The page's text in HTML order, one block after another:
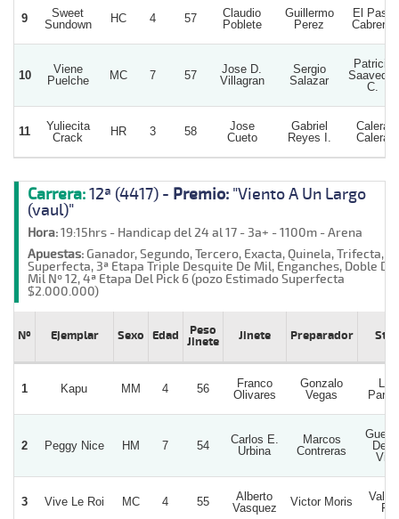
9
Sweet
Sundown
HC 4 57
Claudio
Poblete
Guillermo
Perez
El Paso
Cabreria
10
Viene
Puelche
MC 7 57
Jose D.
Villagran
Sergio
Salazar
Patricio
Saavedra
C.
11
Yuliecita
Crack
HR 3 58
Jose
Cueto
Gabriel
Reyes I.
Calera
Calera
Carrera:12ª (4417) - Premio: "Viento A Un Largo
(vaul)"
Hora:19:15hrs - Handicap del 24 al 17 - 3a+ - 1100m - Arena
Apuestas:Ganador, Segundo, Tercero, Exacta, Quinela, Trifecta,
Superfecta, 3ª Etapa Triple Desquite De Mil, Enganches, Doble De
Mil Nº 12, 4ª Etapa Del Pick 6 (pozo Estimado Superfecta
$2.000.000)
Nº Ejemplar Sexo Edad
Peso
Jinete
Jinete Preparador
1 Kapu MM 4 56
Franco
Olivares
Gonzalo
Vegas
2 Peggy Nice HM 7 54
Carlos E.
Urbina
Marcos
Contreras
De
Vida
3 Vive Le Roi MC 4 55
Alberto
Vasquez
Victor Moris
Valor
Fe